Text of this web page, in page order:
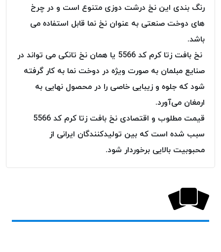
OMEGA
نخ
پلیسه
پلاس
PPLUS
نخ
توری
پلیسه
KORD
BETA
های
رنگ بندی این نخ درشت دوزی متنوع است و در چرخ
های دوخت صنعتی به عنوان نخ نما قابل استفاده می
باشد.
نخ بافت زتا کرم کد 5566 یا همان نخ تانکی می ‌تواند در
صنایع مبلمان به صورت ویژه در دوخت نما به کار گرفته
شود که جلوه و زیبایی خاصی را در محصول نهایی به
ارمغان می‌آورد.
قیمت مطلوب و اقتصادی نخ بافت زتا کرم کد 5566
سبب شده است که بین تولیدکنندگان ایرانی از
محبوبیت بالایی برخوردار شود.